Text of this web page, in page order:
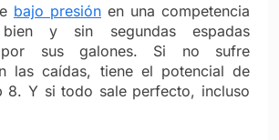
bajo presión en una competencia
y sin segundas espadas
por sus galones. Si no sufre
las caídas, tiene el potencial de
8. Y si todo sale perfecto, incluso